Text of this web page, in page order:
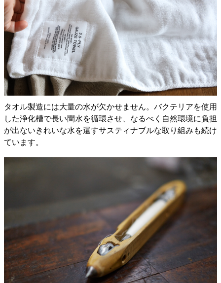
タオル製造には大量の水が欠かせません。バクテリアを使用
した浄化槽で長い間水を循環させ、なるべく自然環境に負担
が出ないきれいな水を還すサスティナブルな取り組みも続け
ています。